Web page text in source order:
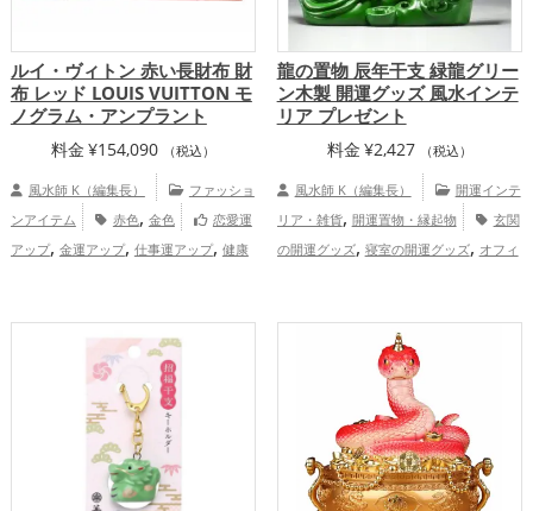
ルイ・ヴィトン 赤い長財布 財
布 レッド LOUIS VUITTON モ
ノグラム・アンプラント
料金 ¥154,090 （税込）
風水師 K（編集長）
ファッショ
ンアイテム
赤色, 金色
恋愛運
アップ, 金運アップ, 仕事運アップ, 健康
龍の置物 辰年干支 緑龍グリー
ン木製 開運グッズ 風水インテ
リア プレゼント
料金 ¥2,427 （税込）
風水師 K（編集長）
開運インテ
リア・雑貨, 開運置物・縁起物
玄関
の開運グッズ, 寝室の開運グッズ, オフィ
干支・十二支の開運グ
龍・辰年（たつどし）の開運グッ
金運アップ, 仕事運アップ
運・家族運アップ,総合運・全体運アッ